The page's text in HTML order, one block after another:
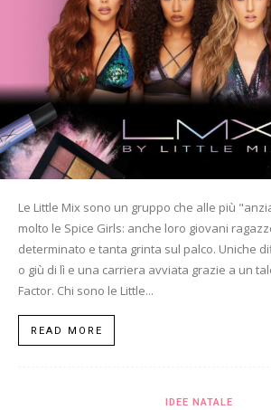
Le Little Mix sono un gruppo che alle più
molto le Spice Girls: anche loro giovani
determinato e tanta grinta sul palco. Uniche
o giù di lì e una carriera avviata grazie a un
Factor. Chi sono le Little...
READ MORE
IDEE NATALE